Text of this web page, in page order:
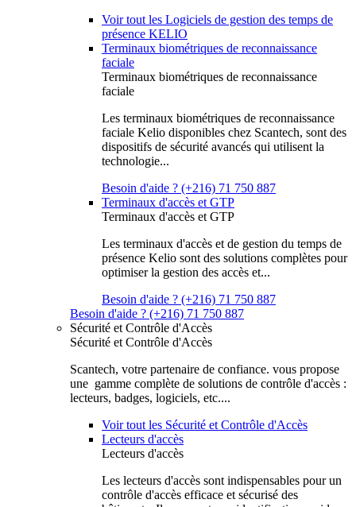
Voir tout les Logiciels de gestion des temps de
présence KELIO
Terminaux biométriques de reconnaissance
faciale
Terminaux biométriques de reconnaissance
faciale
Les terminaux biométriques de reconnaissance
faciale Kelio disponibles chez Scantech, sont des
dispositifs de sécurité avancés qui utilisent la
technologie...
Besoin d'aide ? (+216) 71 750 887
Terminaux d'accès et GTP
Terminaux d'accès et GTP
Les terminaux d'accès et de gestion du temps de
présence Kelio sont des solutions complètes pour
optimiser la gestion des accès et...
Besoin d'aide ? (+216) 71 750 887
Besoin d'aide ? (+216) 71 750 887
Sécurité et Contrôle d'Accès
Sécurité et Contrôle d'Accès
Scantech, votre partenaire de confiance. vous propose
une gamme complète de solutions de contrôle d'accès :
lecteurs, badges, logiciels, etc....
Voir tout les Sécurité et Contrôle d'Accès
Lecteurs d'accès
Lecteurs d'accès
Les lecteurs d'accès sont indispensables pour un
contrôle d'accès efficace et sécurisé des